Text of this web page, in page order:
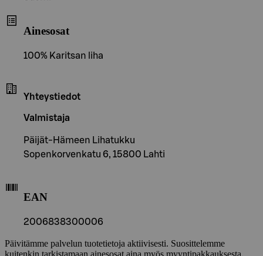
Ainesosat
100% Karitsan liha
Yhteystiedot
Valmistaja
Päijät-Hämeen Lihatukku
Sopenkorvenkatu 6, 15800 Lahti
EAN
2006838300006
Päivitämme palvelun tuotetietoja aktiivisesti. Suosittelemme